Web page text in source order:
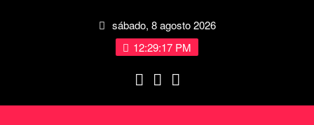
sábado, 8 agosto 2026
12:29:18 PM